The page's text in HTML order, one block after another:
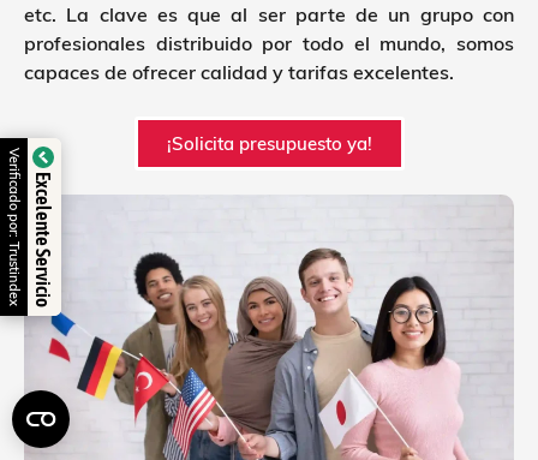
etc. La clave es que al ser parte de un grupo con
profesionales distribuido por todo el mundo, somos
capaces de ofrecer calidad y tarifas excelentes.
¡Solicita presupuesto ya!
Excelente Servicio
Verificado por: Trustindex